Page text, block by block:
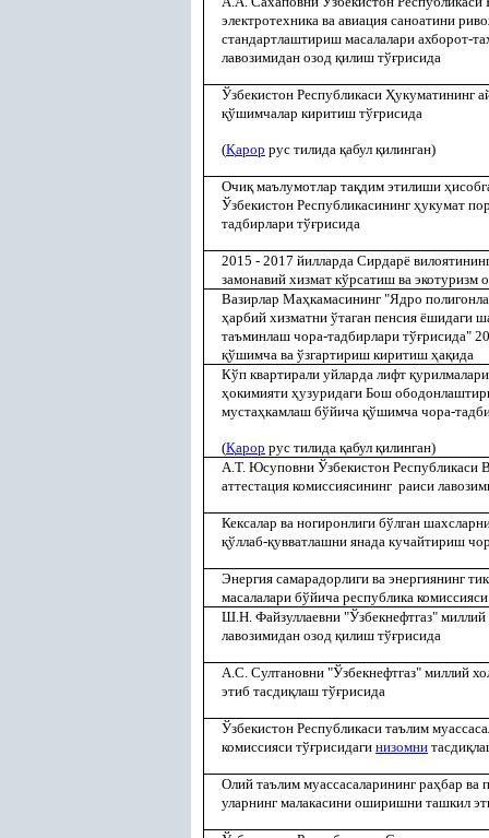
электротехника ва авиация саноатини
стандартлаштириш масалалари ахборот-та
лавозимидан озод қилиш тўғрисида
Ўзбекистон Республикаси Ҳукуматининг
қўшимчалар киритиш тўғрисида
(Қарор рус тилида қабул қилинган)
Очиқмаълумотлар тақдим этилиши ҳ
Ўзбекистон Республикасининг ҳукумат
тадбирлари тўғрисида
2015 - 2017 йилларда Сирдарё
замонавий хизмат кўрсатиш ва экотуризм
Вазирлар Маҳкамасининг "Ядро
ҳарбий хизматни ўтаган пенсия ёшидаги
таъминлаш чора-тадбирлари тўғрисида"
қўшимча ва ўзгартириш киритиш ҳақида
Кўп квартирали уйларда лифт қ
ҳокимияти ҳузуридаги Бош
мустаҳкамлаш бўйича қўшимча чора-
(Қарор рус тилида қабул қилинган)
А.Т. Юсуповни Ўзбекистон Республикаси
аттестация комиссиясининг раиси
Кексалар ва ногиронлиги бўлган
қўллаб-қувватлашни янада кучайтириш
Энергия самарадорлиги ва энергиянинг
масалалари бўйича республика
Ш.Н. Файзуллаевни "Ўзбекнефтгаз"
лавозимидан озод қилиш тўғрисида
А.С. Султановни "Ўзбекнефтгаз" миллий
этиб тасдиқлаш тўғрисида
Ўзбекистон Республикаси таълим
комиссияси тўғрисидаги низомни тасдиқ
Олий таълим муассасаларининг раҳбар ва
уларнинг малакасини оширишни ташкил